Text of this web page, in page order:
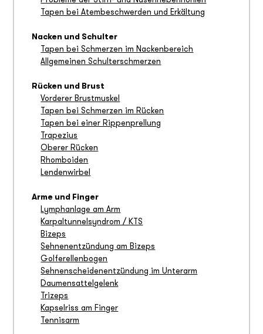
Tapen bei Atembeschwerden und Erkältung
Nacken und Schulter
Tapen bei Schmerzen im Nackenbereich
Allgemeinen Schulterschmerzen
Rücken und Brust
Vorderer Brustmuskel
Tapen bei Schmerzen im Rücken
Tapen bei einer Rippenprellung
Trapezius
Oberer Rücken
Rhomboiden
Lendenwirbel
Arme und Finger
Lymphanlage am Arm
Karpaltunnelsyndrom / KTS
Bizeps
Sehnenentzündung am Bizeps
Golferellenbogen
Sehnenscheidenentzündung im Unterarm
Daumensattelgelenk
Trizeps
Kapselriss am Finger
Tennisarm